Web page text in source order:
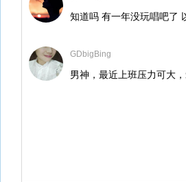
知道吗 有一年没玩唱吧了
GDbigBing
男神，最近上班压力可大